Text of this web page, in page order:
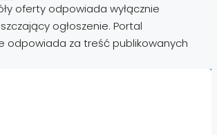
oferty odpowiada wyłącznie
ogłoszenie. Portal
odpowiada za treść publikowanych